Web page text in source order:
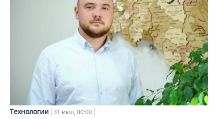
Технологии 31 июл, 00:00